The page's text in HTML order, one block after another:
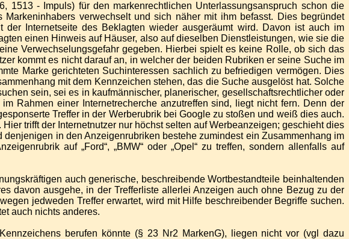
1513 - Impuls) für den markenrechtlichen Unterlassungsanspruch schon die
verwechselt und sich näher mit ihm befasst. Dies begründet
Internetseite des Beklagten wieder ausgeräumt wird. Davon ist auch im
einen Hinweis auf Häuser, also auf dieselben Dienstleistungen, wie sie die
Verwechselungsgefahr gegeben. Hierbei spielt es keine Rolle, ob sich das
kommt es nicht darauf an, in welcher der beiden Rubriken er seine Suche im
Marke gerichteten Suchinteressen sachlich zu befriedigen vermögen. Dies
mit dem Kennzeichen stehen, das die Suche ausgelöst hat. Solche
sein, sei es in kaufmännischer, planerischer, gesellschaftsrechtlicher oder
Rahmen einer Internetrecherche anzutreffen sind, liegt nicht fern. Denn der
Treffer in der Werberubrik bei Google zu stoßen und weiß dies auch.
trifft der Internetnutzer nur höchst selten auf Werbeanzeigen; geschieht dies
in den Anzeigenrubriken bestehe zumindest ein Zusammenhang im
auf „Ford“, „BMW“ oder „Opel“ zu treffen, sondern allenfalls auf
auch generische, beschreibende Wortbestandteile beinhaltenden
davon ausgehe, in der Trefferliste allerlei Anzeigen auch ohne Bezug zu der
jedweden Treffer erwartet, wird mit Hilfe beschreibender Begriffe suchen.
auch nichts anderes.
berufen könnte (§ 23 Nr2 MarkenG), liegen nicht vor (vgl dazu